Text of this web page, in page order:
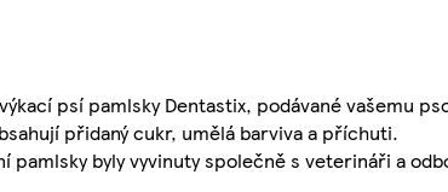
psí pamlsky Dentastix, podávané vašemu
přidaný cukr, umělá barviva a příchuti.
pamlsky byly vyvinuty společně s veterináři a